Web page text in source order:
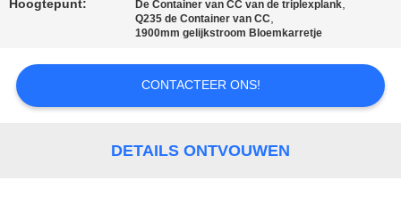
OP
NIEUWS
VRAAG
Hoogtepunt: De Container van CC van de triplexplank,
Q235 de Container van CC,
1900mm gelijkstroom Bloemkarretje
CONTACTEER ONS!
DETAILS ONTVOUWEN